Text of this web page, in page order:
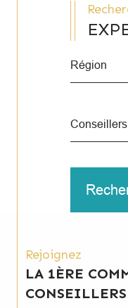
Merci
de
région
Région
Conseillers
Rejoignez
LA 1ÈRE